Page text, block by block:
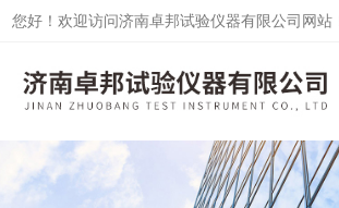
您好！欢迎访问济南卓邦试验仪器有限公司网站